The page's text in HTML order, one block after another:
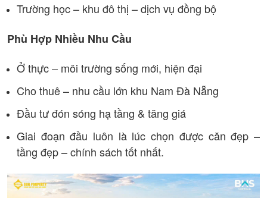
Trường học – khu đô thị – dịch vụ đồng bộ
Phù Hợp Nhiều Nhu Cầu
Ở thực – môi trường sống mới, hiện đại
Cho thuê – nhu cầu lớn khu Nam Đà Nẵng
Đầu tư đón sóng hạ tầng & tăng giá
Giai đoạn đầu luôn là lúc chọn được căn đẹp –
tầng đẹp – chính sách tốt nhất.